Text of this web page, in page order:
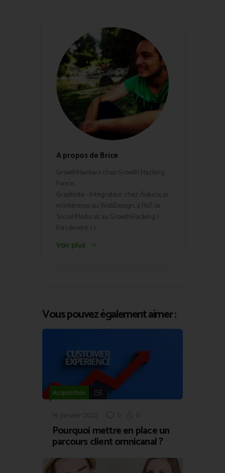
A propos de Brice
GrowthHackers chez Growth Hacking
Fance,
Graphiste - Intégrateur chez iSoluce, je
m'intéresse au WebDesign, à l'IoT, le
Social Media et au GrowthHacking (
Forcément :) )
Voir plus
Vous pouvez également aimer :
Acquisition
14 janvier 2022 0 0
Pourquoi mettre en place un
parcours client omnicanal ?